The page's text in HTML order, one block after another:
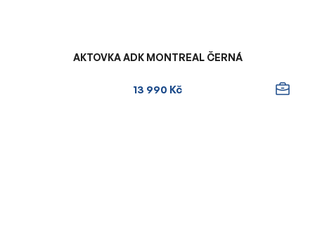
AKTOVKA ADK MONTREAL ČERNÁ
13 990 Kč